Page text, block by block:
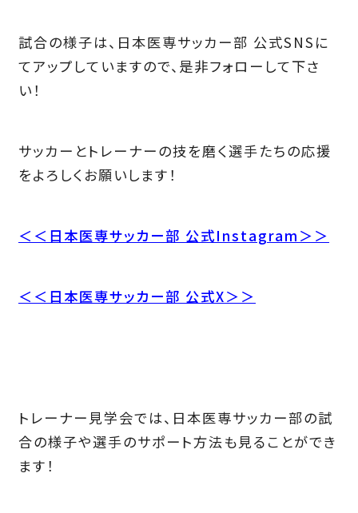
試合の様子は、日本医専サッカー部 公式SNSに
てアップしていますので、是非フォローして下さ
い！
サッカーとトレーナーの技を磨く選手たちの応援
をよろしくお願いします！
＜＜日本医専サッカー部 公式Instagram＞＞
＜＜日本医専サッカー部 公式X＞＞
トレーナー見学会では、日本医専サッカー部の試
合の様子や選手のサポート方法も見ることができ
ます！